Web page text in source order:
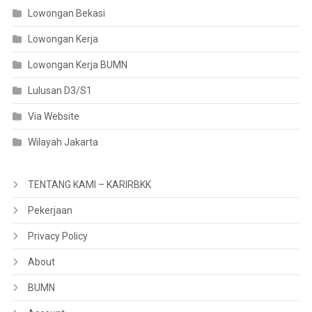
Lowongan Bekasi
Lowongan Kerja
Lowongan Kerja BUMN
Lulusan D3/S1
Via Website
Wilayah Jakarta
TENTANG KAMI – KARIRBKK
Pekerjaan
Privacy Policy
About
BUMN